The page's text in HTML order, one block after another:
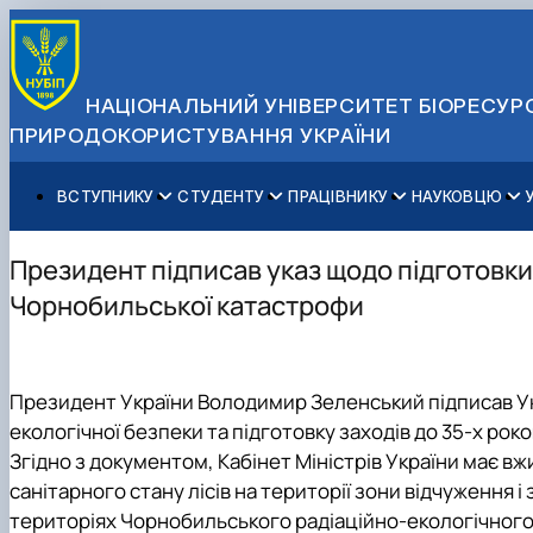
НАЦІОНАЛЬНИЙ УНІВЕРСИТЕТ
ПРИРОДОКОРИСТУВАННЯ УКРАЇНИ
ВСТУПНИКУ
Вступ до НУБіП України 2026
Приймальна комісія
Правила прийому
Для осіб з тимчасово окупованих територій
Для іноземців / For foreigners
Військова освіта
СТУДЕНТУ
Навчання
Додаткова освіта
Позанавчальна діяльність
Студентське самоврядування
ПРАЦІВНИКУ
Освітній процес
Міжнародна діяльність
Довідкова інформація
Профспілкова організація
НАУКОВЦЮ
Наукова діяльність
Аспіранту / Докторанту
Захисти дисертацій
Законодавче та нормативне забезпечення
Наукові видання
Наука для бізнесу
Управління і самоврядування
Загальна інформація
Офіційні документи
Стратегія розвитку на період 2026-2030рр.
Офіційна символіка
Антикорупційні заходи
Гендерна радниця
Контактна інформація
Президент підписав указ щодо
Чорнобильської катастрофи
Президент України Володимир Зеленський
екологічної безпеки та підготовку заходів до 35-х
Згідно з документом, Кабінет Міністрів України має
санітарного стану лісів на території зони
територіях Чорнобильського радіаційно-